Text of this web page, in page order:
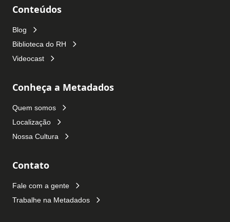
Conteúdos
Blog
Biblioteca do RH
Videocast
Conheça a Metadados
Quem somos
Localização
Nossa Cultura
Contato
Fale com a gente
Trabalhe na Metadados